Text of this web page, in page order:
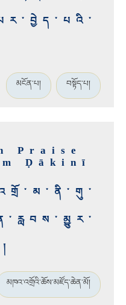
མངོན་པ། བསྟོད་པ།
Praise
Ḍākinī
མཁའ་འགྲོའི་ཆོས་མཛོད་ཆེན་མོ།